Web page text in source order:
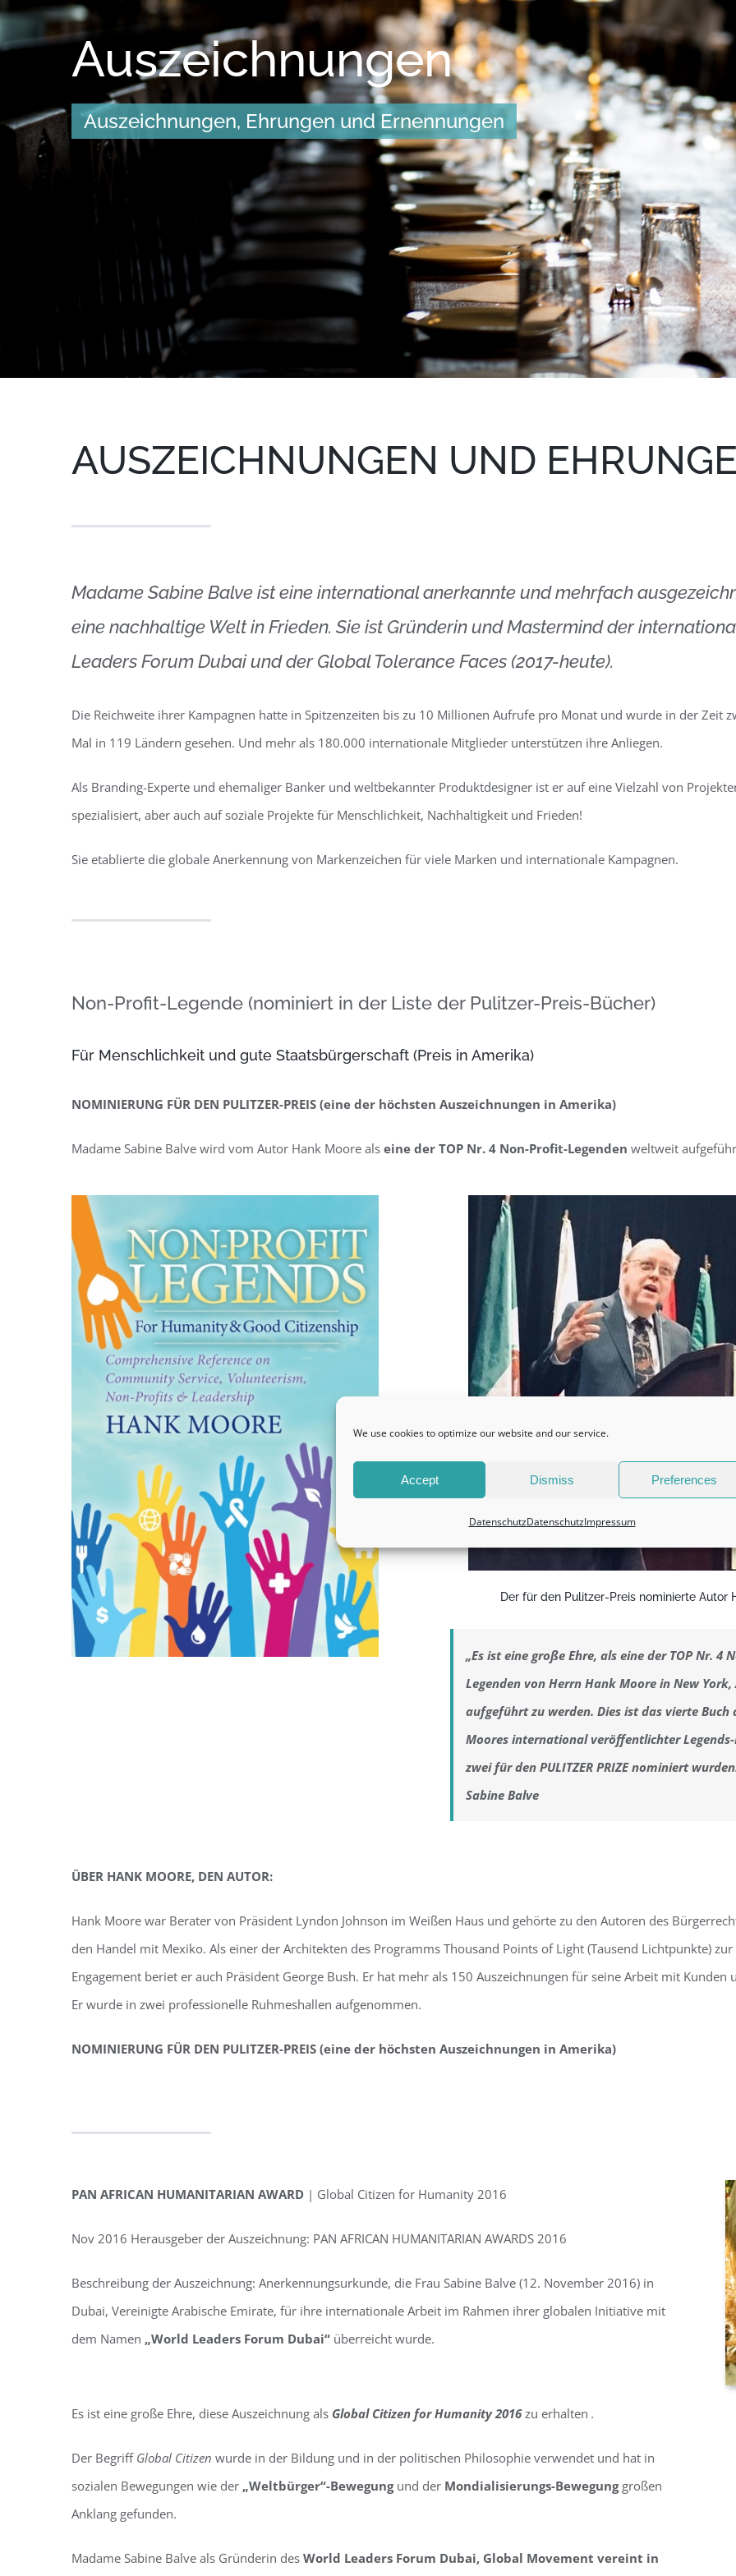
We use cookies to optimize our website and our service.
Accept Dismiss Preferences
DatenschutzDatenschutzImpressum
Auszeichnungen
Auszeichnungen, Ehrungen und Ernennungen
AUSZEICHNUNGEN UND
Madame Sabine Balve ist eine international anerkannte und mehrfach
eine nachhaltige Welt in Frieden. Sie ist Gründerin und Mastermind der
Leaders Forum Dubai und der Global Tolerance Faces (2017-heute).
Die Reichweite ihrer Kampagnen hatte in Spitzenzeiten bis zu 10 Millionen Aufrufe pro Monat und wurde in der Zeit
Mal in 119 Ländern gesehen. Und mehr als 180.000 internationale Mitglieder unterstützen ihre Anliegen.
Als Branding-Experte und ehemaliger Banker und weltbekannter Produktdesigner ist er auf eine Vielzahl von
spezialisiert, aber auch auf soziale Projekte für Menschlichkeit, Nachhaltigkeit und Frieden!
Sie etablierte die globale Anerkennung von Markenzeichen für viele Marken und internationale Kampagnen.
Non-Profit-Legende (nominiert in der Liste der Pulitzer-Preis-Bücher)
Für Menschlichkeit und gute Staatsbürgerschaft (Preis in Amerika)
NOMINIERUNG FÜR DEN PULITZER-PREIS (eine der höchsten Auszeichnungen in Amerika)
Madame Sabine Balve wird vom Autor Hank Moore als eine der TOP Nr. 4 Non-Profit-Legenden weltweit
Der für den Pulitzer-Preis nominierte Autor
„Es ist eine große Ehre, als eine der TOP Nr. 4
Legenden von Herrn Hank Moore in New
aufgeführt zu werden. Dies ist das vierte Buch
Moores international veröffentlichter Legends-
zwei für den PULITZER PRIZE nominiert
Sabine Balve
ÜBER HANK MOORE, DEN AUTOR:
Hank Moore war Berater von Präsident Lyndon Johnson im Weißen Haus und gehörte zu den Autoren des
den Handel mit Mexiko. Als einer der Architekten des Programms Thousand Points of Light (Tausend Lichtpunkte)
Engagement beriet er auch Präsident George Bush. Er hat mehr als 150 Auszeichnungen für seine Arbeit mit
Er wurde in zwei professionelle Ruhmeshallen aufgenommen.
NOMINIERUNG FÜR DEN PULITZER-PREIS (eine der höchsten Auszeichnungen in Amerika)
PAN AFRICAN HUMANITARIAN AWARD | Global Citizen for Humanity 2016
Nov 2016 Herausgeber der Auszeichnung: PAN AFRICAN HUMANITARIAN AWARDS 2016
Beschreibung der Auszeichnung: Anerkennungsurkunde, die Frau Sabine Balve (12. November 2016) in
Dubai, Vereinigte Arabische Emirate, für ihre internationale Arbeit im Rahmen ihrer globalen Initiative mit
dem Namen „World Leaders Forum Dubai“ überreicht wurde.
Es ist eine große Ehre, diese Auszeichnung als Global Citizen for Humanity 2016zu erhalten .
Der Begriff Global Citizen wurde in der Bildung und in der politischen Philosophie verwendet und hat in
sozialen Bewegungen wie der „Weltbürger“-Bewegungund der Mondialisierungs-Bewegunggroßen
Anklang gefunden.
Madame Sabine Balve als Gründerin des World Leaders Forum Dubai, Global Movement vereint in